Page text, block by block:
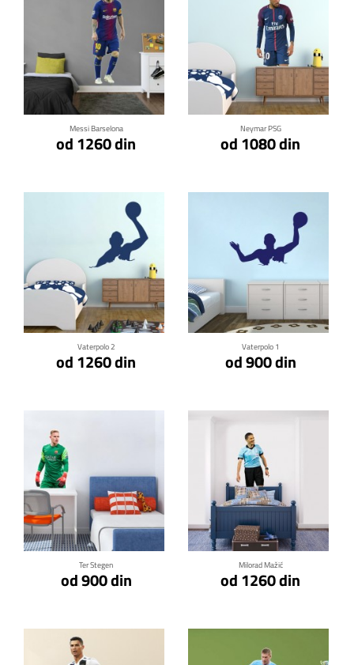
Messi Barselona
od 1260 din
Klikni za detalje
Neymar PSG
od 1080 din
Klikni za detalje
Vaterpolo 2
od 1260 din
Klikni za detalje
Vaterpolo 1
od 900 din
Klikni za detalje
Ter Stegen
od 900 din
Klikni za detalje
Milorad Mažić
od 1260 din
Klikni za detalje